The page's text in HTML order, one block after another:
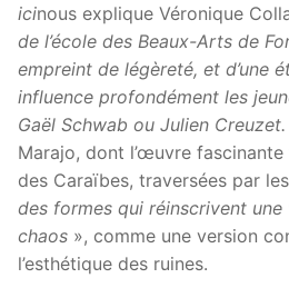
icinous explique Véronique
de l’école des Beaux-Arts de
empreint de légèreté, et d’une
influence profondément les
Gaël Schwab ou Julien Creuzet.
Marajo, dont l’œuvre
des Caraïbes, traversées par
des formes qui réinscrivent
chaos », comme une version
l’esthétique des ruines.